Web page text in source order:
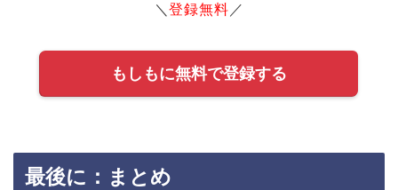
＼登録無料 ／
もしもに無料で登録する
最後に：まとめ